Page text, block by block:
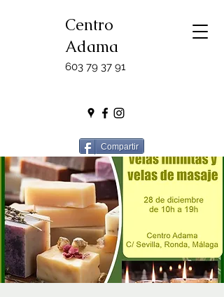
Centro
Adama
603 79 37 91
Compartir